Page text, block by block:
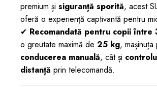
premium și siguranță sporită, acest
oferă o experiență captivantă pentru
✔ Recomandată pentru copii între
o greutate maximă de 25 kg,
conducerea manuală, cât și
distanță prin telecomandă.